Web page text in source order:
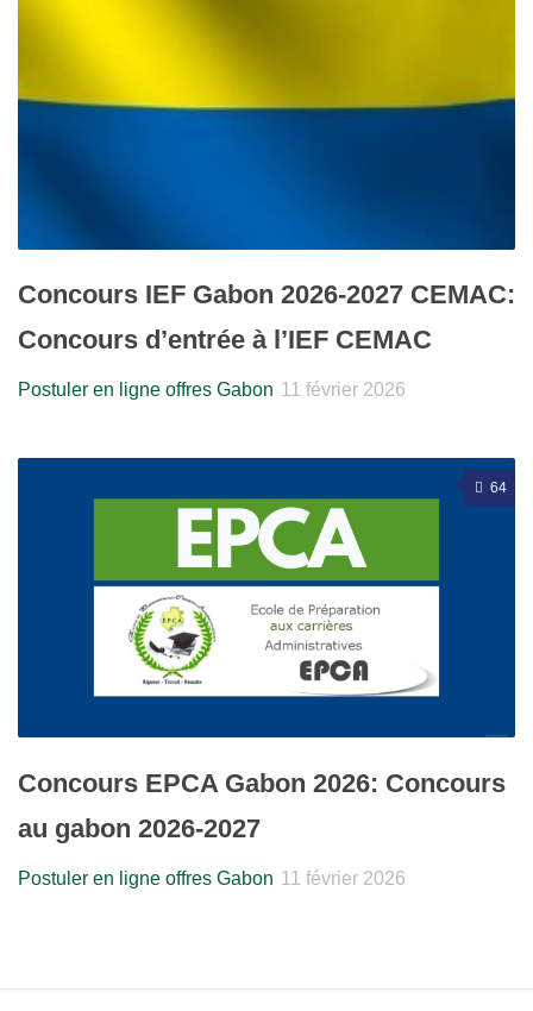
Concours IEF Gabon 2026-2027 CEMAC:
Concours d’entrée à l’IEF CEMAC
Postuler en ligne offres Gabon 11 février 2026
64
Concours EPCA Gabon 2026: Concours
au gabon 2026-2027
Postuler en ligne offres Gabon 11 février 2026